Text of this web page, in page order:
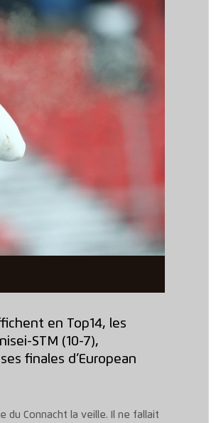
en Top14, les
STM (10-7),
finales d’European
du Connacht la veille. Il ne fallait